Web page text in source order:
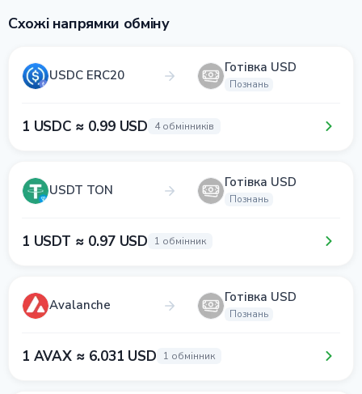
Схожі напрямки обміну
USDC ERC20 Готівка USD
Познань
1 USDC ≈ 0.99 USD 4 обмінників
USDT TON Готівка USD
Познань
1 USDT ≈ 0.97 USD 1 обмінник
Avalanche Готівка USD
Познань
1 AVAX ≈ 6.031 USD 1 обмінник